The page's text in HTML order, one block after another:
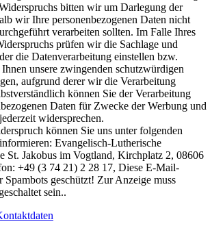
bitten wir um Darlegung der
wir Ihre personenbezogenen Daten nicht
verarbeiten sollten. Im Falle Ihres
prüfen wir die Sachlage und
die Datenverarbeitung einstellen bzw.
Ihnen unsere zwingenden schutzwürdigen
aufgrund derer wir die Verarbeitung
können Sie der Verarbeitung
Daten für Zwecke der Werbung und
widersprechen.
können Sie uns unter folgenden
Evangelisch-Lutherische
St. Jakobus im Vogtland, Kirchplatz 2, 08606
+49 (3 74 21) 2 28 17, Diese E-Mail-
Spambots geschützt! Zur Anzeige muss
sein..